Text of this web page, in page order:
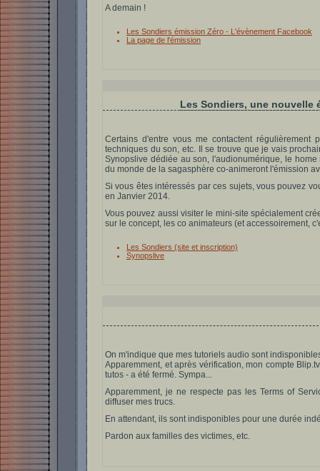
A demain !
Les Sondiers émission Zéro - L'évènement Facebook
La page de l'émission
Les Sondiers, une nouvelle
Certains d'entre vous me contactent régulièrement
techniques du son, etc. Il se trouve que je vais
Synopslive dédiée au son, l'audionumérique, le
du monde de la sagasphère co-animeront l'émission
Si vous êtes intéressés par ces sujets, vous pouvez
en Janvier 2014.
Vous pouvez aussi visiter le mini-site spécialement
sur le concept, les co animateurs (et accessoirement,
Les Sondiers (site et inscription)
Synopslive
On m'indique que mes tutoriels audio sont
Apparemment, et après vérification, mon compte
tutos - a été fermé. Sympa...
Apparemment, je ne respecte pas les Terms of
diffuser mes trucs.
En attendant, ils sont indisponibles pour une durée
Pardon aux familles des victimes, etc.